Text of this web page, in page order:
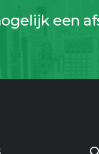
een